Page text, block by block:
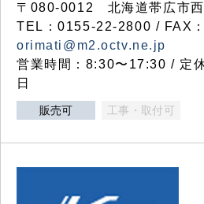
〒080-0012 北海道帯広市
TEL：0155-22-2800 / FAX
orimati@m2.octv.ne.jp
営業時間：8:30〜17:30 / 定
日
販売可 工事・取付可